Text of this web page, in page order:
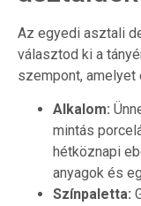
Az egyedi asztali
választod ki a
szempont, amelyet
Alkalom:
mintás
hétköznapi
anyagok és
Színpaletta: